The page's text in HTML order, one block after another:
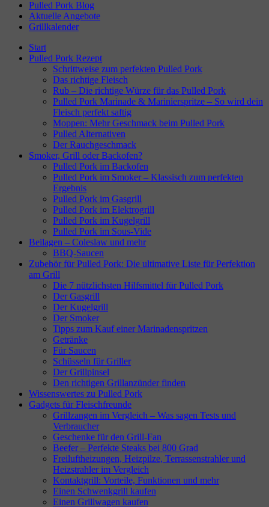
Pulled Pork Blog
Aktuelle Angebote
Grillkalender
Start
Pulled Pork Rezept
Schrittweise zum perfekten Pulled Pork
Das richtige Fleisch
Rub – Die richtige Würze für das Pulled Pork
Pulled Pork Marinade & Marinierspritze – So wird dein
Fleisch perfekt saftig
Moppen: Mehr Geschmack beim Pulled Pork
Pulled Alternativen
Der Rauchgeschmack
Smoker, Grill oder Backofen?
Pulled Pork im Backofen
Pulled Pork im Smoker – Klassisch zum perfekten
Ergebnis
Pulled Pork im Gasgrill
Pulled Pork im Elektrogrill
Pulled Pork im Kugelgrill
Pulled Pork im Sous-Vide
Beilagen – Coleslaw und mehr
BBQ-Saucen
Zubehör für Pulled Pork: Die ultimative Liste für Perfektion
am Grill
Die 7 nützlichsten Hilfsmittel für Pulled Pork
Der Gasgrill
Der Kugelgrill
Der Smoker
Tipps zum Kauf einer Marinadenspritzen
Getränke
Für Saucen
Schüsseln für Griller
Der Grillpinsel
Den richtigen Grillanzünder finden
Wissenswertes zu Pulled Pork
Gadgets für Fleischfreunde
Grillzangen im Vergleich – Was sagen Tests und
Verbraucher
Geschenke für den Grill-Fan
Beefer – Perfekte Steaks bei 800 Grad
Freiluftheizungen, Heizpilze, Terrassenstrahler und
Heizstrahler im Vergleich
Kontaktgrill: Vorteile, Funktionen und mehr
Einen Schwenkgrill kaufen
Einen Grillwagen kaufen